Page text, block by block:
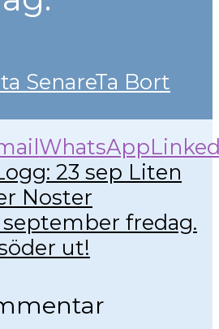
SenareTa Bort
WhatsApp
23 sep Liten
Noster
september fredag.
ut!